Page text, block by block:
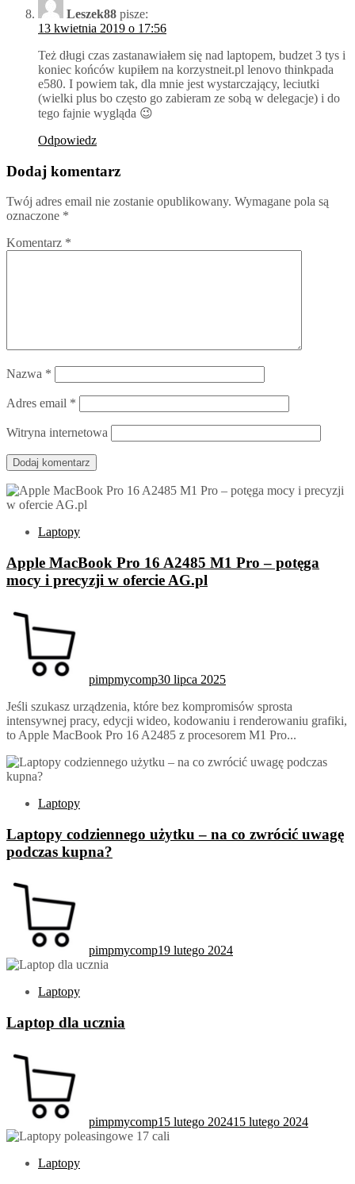
Leszek88 pisze:
13 kwietnia 2019 o 17:56
Też długi czas zastanawiałem się nad laptopem, budzet 3 tys i
koniec końców kupiłem na korzystneit.pl lenovo thinkpada
e580. I powiem tak, dla mnie jest wystarczający, leciutki
(wielki plus bo często go zabieram ze sobą w delegacje) i do
tego fajnie wygląda 😉
Odpowiedz
Dodaj komentarz
Twój adres email nie zostanie opublikowany. Wymagane pola są
oznaczone *
Komentarz *
Nazwa *
Adres email *
Witryna internetowa
Laptopy
Apple MacBook Pro 16 A2485 M1 Pro – potęga
mocy i precyzji w ofercie AG.pl
pimpmycomp30 lipca 2025
Jeśli szukasz urządzenia, które bez kompromisów sprosta
intensywnej pracy, edycji wideo, kodowaniu i renderowaniu grafiki,
to Apple MacBook Pro 16 A2485 z procesorem M1 Pro...
Laptopy
Laptopy codziennego użytku – na co zwrócić uwagę
podczas kupna?
pimpmycomp19 lutego 2024
Laptopy
Laptop dla ucznia
pimpmycomp15 lutego 202415 lutego 2024
Laptopy